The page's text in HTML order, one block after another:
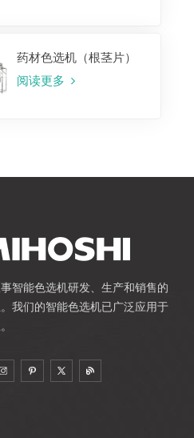
药材色选机（根茎片）
阅读更多
智能色选机研发、生产和销售的
我们的智能色选机已广泛应用于